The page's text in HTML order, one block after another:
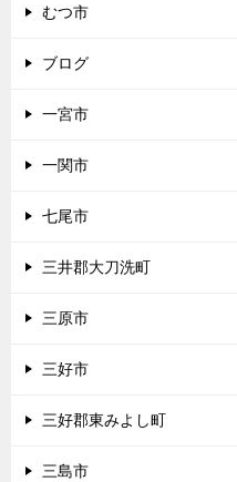
むつ市
ブログ
一宮市
一関市
七尾市
三井郡大刀洗町
三原市
三好市
三好郡東みよし町
三島市